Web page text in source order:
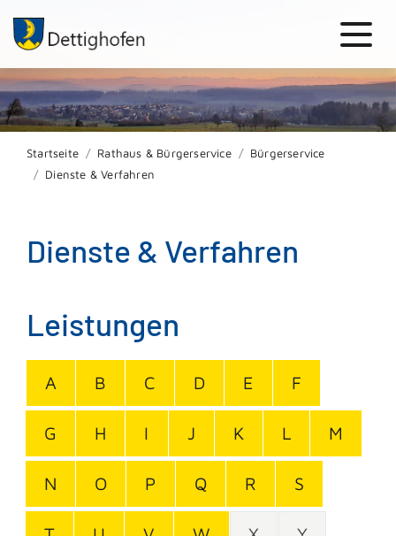
Startseite Rathaus & Bürgerservice
Bürgerservice
Dienste & Verfahren
Dienste & Verfahren
Leistungen
A B C D E F
G H I J K L M
N O P Q R S